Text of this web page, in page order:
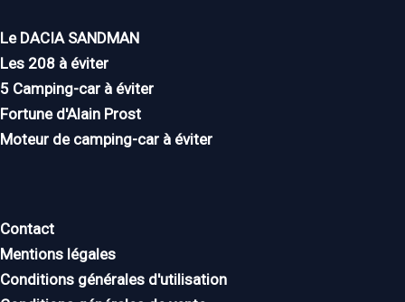
Le DACIA SANDMAN
Les 208 à éviter
5 Camping-car à éviter
Fortune d'Alain Prost
Moteur de camping-car à éviter
Contact
Mentions légales
Conditions générales d'utilisation